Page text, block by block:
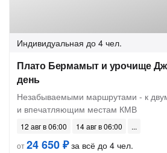
Индивидуальная до 4 чел.
Плато Бермамыт и урочище
день
Незабываемыми маршрутами - к
и впечатляющим местам КМВ
12 авг в 06:00
14 авг в 06:00
от24 650 ₽за всё до 4 чел.